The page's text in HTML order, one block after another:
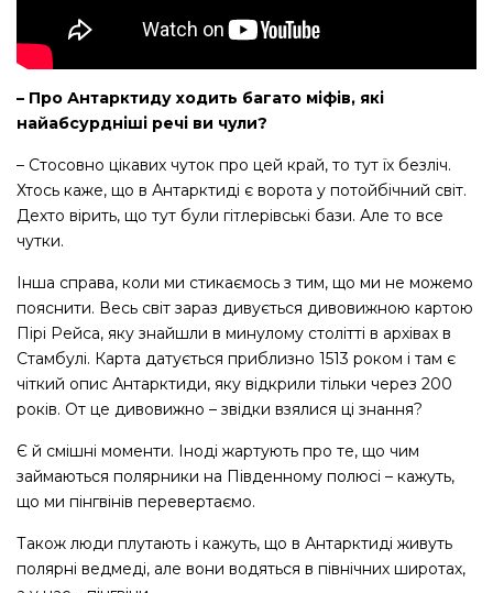
– Про Антарктиду ходить багато міфів, які
найабсурдніші речі ви чули?
– Стосовно цікавих чуток про цей край, то тут їх безліч.
Хтось каже, що в Антарктиді є ворота у потойбічний світ.
Дехто вірить, що тут були гітлерівські бази. Але то все
чутки.
Інша справа, коли ми стикаємось з тим, що ми не можемо
пояснити. Весь світ зараз дивується дивовижною картою
Пірі Рейса, яку знайшли в минулому столітті в архівах в
Стамбулі. Карта датується приблизно 1513 роком і там є
чіткий опис Антарктиди, яку відкрили тільки через 200
років. От це дивовижно – звідки взялися ці знання?
Є й смішні моменти. Іноді жартують про те, що чим
займаються полярники на Південному полюсі – кажуть,
що ми пінгвінів перевертаємо.
Також люди плутають і кажуть, що в Антарктиді живуть
полярні ведмеді, але вони водяться в північних широтах,